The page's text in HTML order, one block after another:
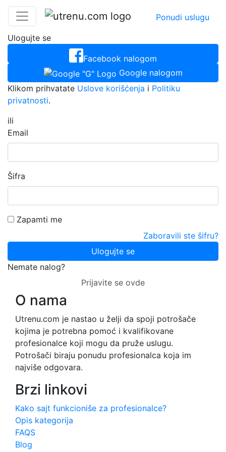
Ponudi uslugu
Ulogujte se
Facebook nalogom
Google nalogom
Klikom prihvatate Uslove korišćenja i Politiku
privatnosti.
ili
Email
Šifra
Zapamti me
Zaboravili ste šifru?
Ulogujte se
Nemate nalog?
Prijavite se ovde
O nama
Utrenu.com je nastao u želji da spoji potrošače
kojima je potrebna pomoć i kvalifikovane
profesionalce koji mogu da pruže uslugu.
Potrošači biraju ponudu profesionalca koja im
najviše odgovara.
Brzi linkovi
Kako sajt funkcioniše za profesionalce?
Opis kategorija
FAQS
Blog